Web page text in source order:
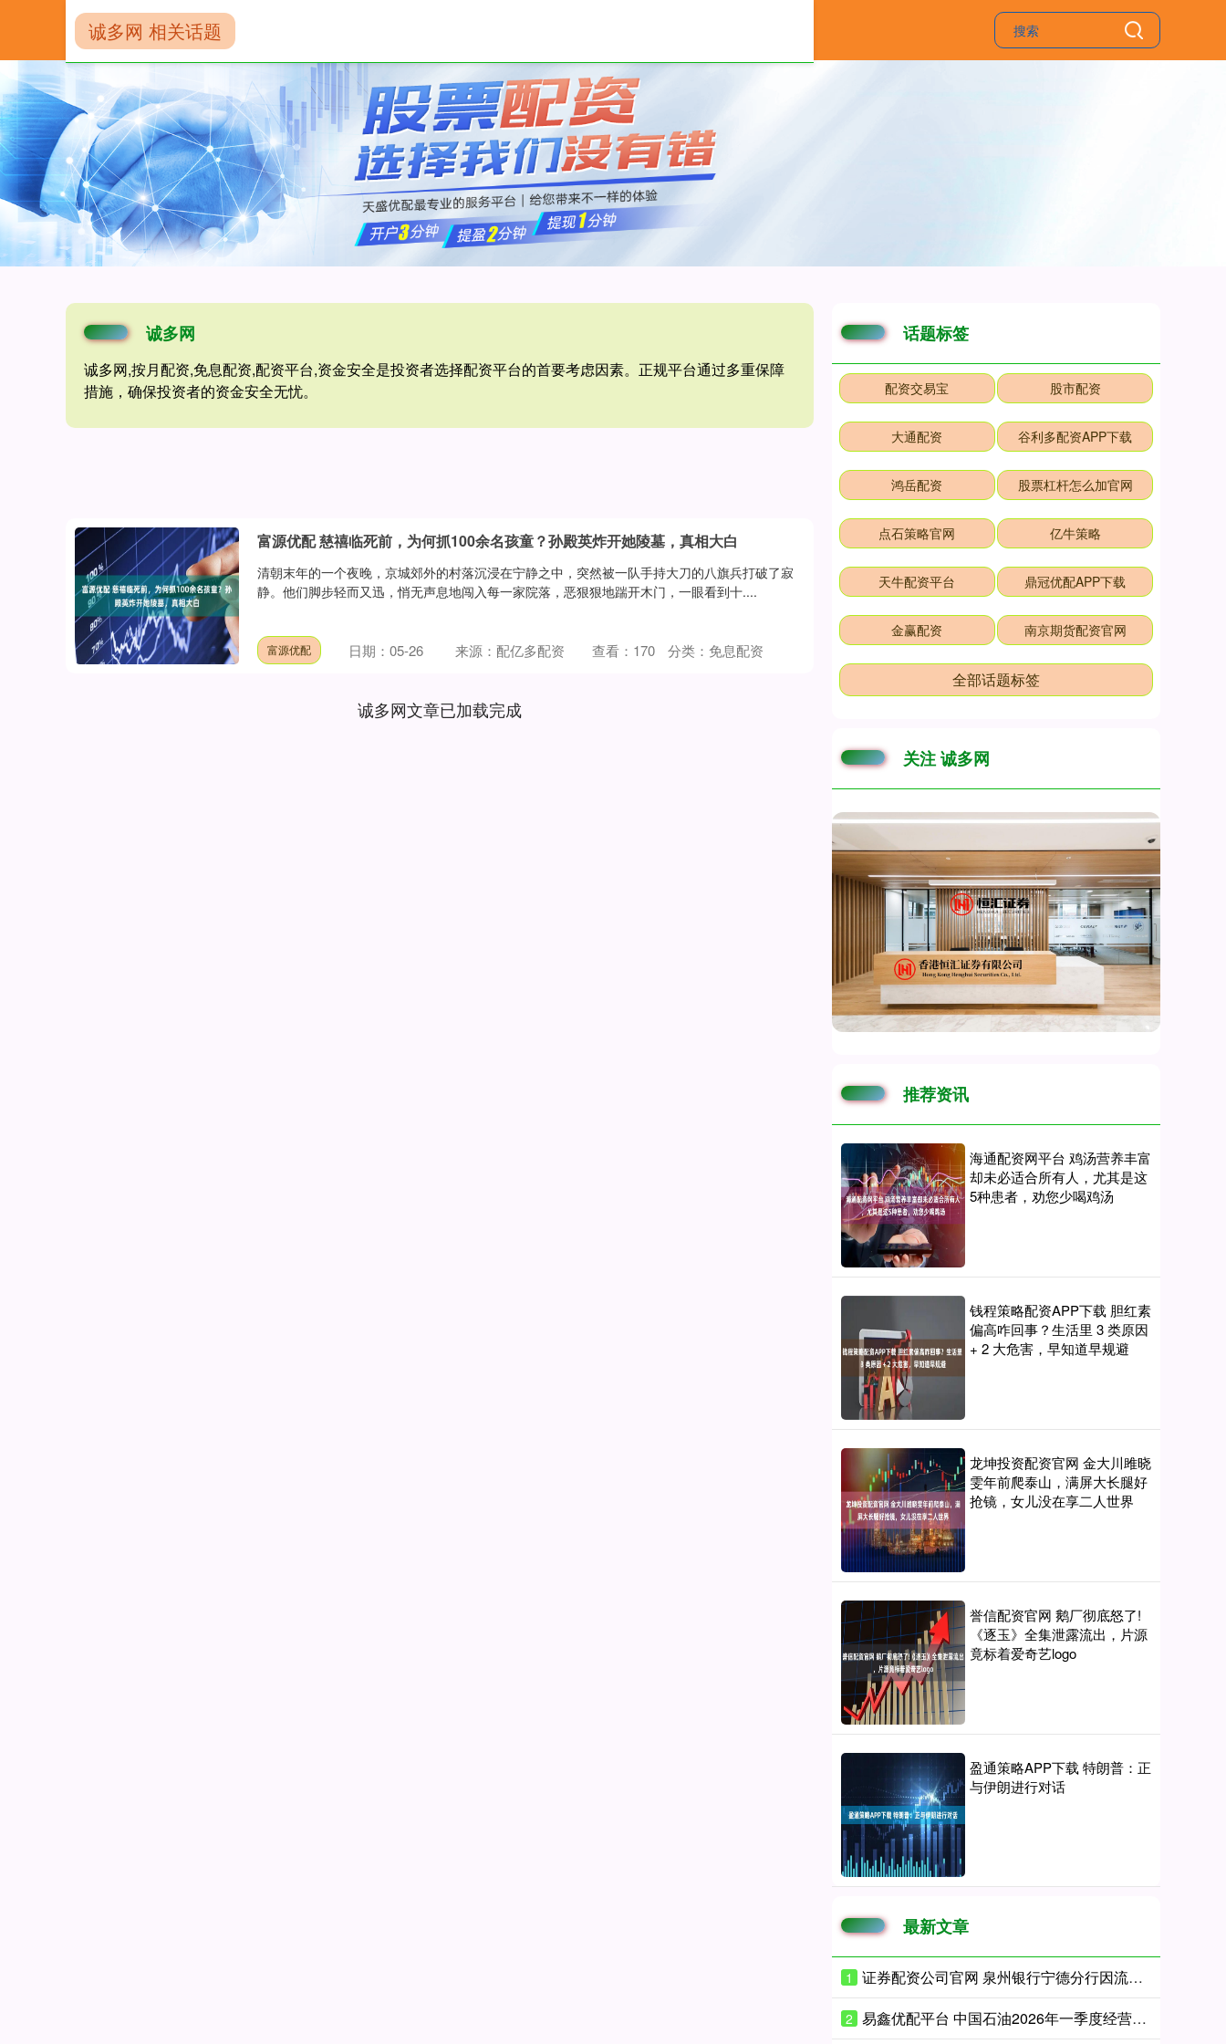
诚多网
诚多网,按月配资,免息配资,配资平台,资金安全是投资者选择配资平台的首要考虑因素。正规平台通过多重保障
措施，确保投资者的资金安全无忧。
诚多网 相关话题
富源优配 慈禧临死前，为何抓100余名孩童？孙殿英炸开她陵墓，真相大白
清朝末年的一个夜晚，京城郊外的村落沉浸在宁静之中，突然被一队手持大刀的八旗兵打破了寂
静。他们脚步轻而又迅，悄无声息地闯入每一家院落，恶狠狠地踹开木门，一眼看到十....
富源优配 日期：05-26 来源：配亿多配资 查看： 170 分类： 免息配资
诚多网文章已加载完成
话题标签
配资交易宝 股市配资
大通配资 谷利多配资APP下载
鸿岳配资 股票杠杆怎么加官网
点石策略官网 亿牛策略
天牛配资平台 鼎冠优配APP下载
金赢配资 南京期货配资官网
全部话题标签
关注 诚多网
推荐资讯
海通配资网平台 鸡汤营养丰富
却未必适合所有人，尤其是这
5种患者，劝您少喝鸡汤
钱程策略配资APP下载 胆红素
偏高咋回事？生活里 3 类原因
+ 2 大危害，早知道早规避
龙坤投资配资官网 金大川雎晓
雯年前爬泰山，满屏大长腿好
抢镜，女儿没在享二人世界
誉信配资官网 鹅厂彻底怒了!
《逐玉》全集泄露流出，片源
竟标着爱奇艺logo
盈通策略APP下载 特朗普：正
与伊朗进行对话
最新文章
1 证券配资公司官网 泉州银行宁德分行因流动资金贷款管理不到位等被罚款115万元
2 易鑫优配平台 中国石油2026年一季度经营业绩创历史新高 实现“十五五”良好开局